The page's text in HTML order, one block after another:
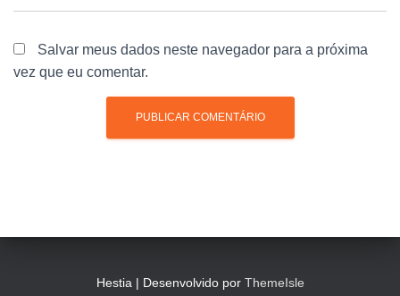
Salvar meus dados neste navegador para a próxima
vez que eu comentar.
Hestia | Desenvolvido por ThemeIsle